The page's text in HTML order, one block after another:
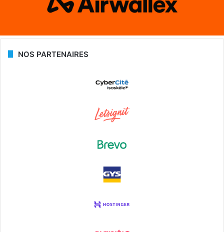
NOS PARTENAIRES